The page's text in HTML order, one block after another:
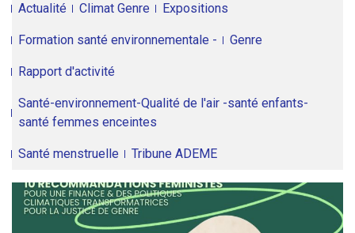
Actualité Climat Genre Expositions
Formation santé environnementale - Genre
Rapport d'activité
Santé-environnement-Qualité de l'air -santé enfants-
santé femmes enceintes
Santé menstruelle Tribune ADEME